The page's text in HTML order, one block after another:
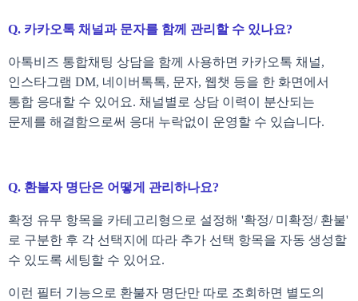
Q. 카카오톡 채널과 문자를 함께 관리할 수 있나요?
아톡비즈 통합채팅 상담을 함께 사용하면 카카오톡 채널,
인스타그램 DM, 네이버톡톡, 문자, 웹챗 등을 한 화면에서
통합 응대할 수 있어요. 채널별로 상담 이력이 분산되는
문제를 해결함으로써 응대 누락없이 운영할 수 있습니다.
Q. 환불자 명단은 어떻게 관리하나요?
확정 유무 항목을 카테고리형으로 설정해 '확정/ 미확정/ 환불'
로 구분한 후 각 선택지에 따라 추가 선택 항목을 자동 생성할
수 있도록 세팅할 수 있어요.
이런 필터 기능으로 환불자 명단만 따로 조회하면 별도의